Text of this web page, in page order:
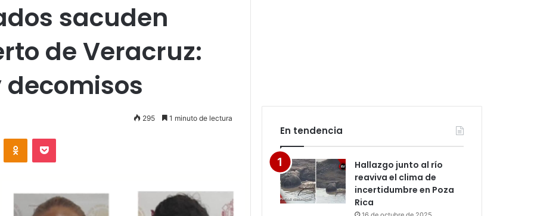
sacuden
de Veracruz:
295 1 minuto de lectura
Odnoklassniki
Pocket
En tendencia
Hallazgo junto al río
reaviva el clima de
incertidumbre en Poza
Rica